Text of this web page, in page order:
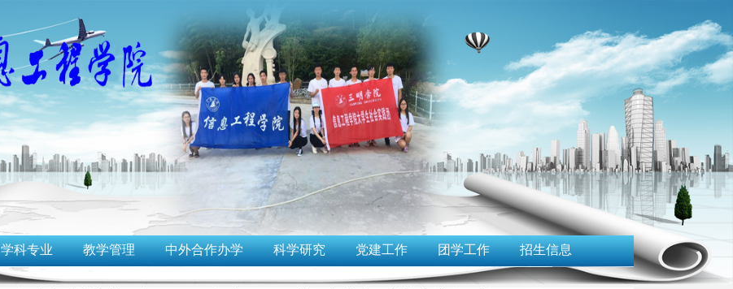
学科专业 教学管理 中外合作办学 科学研究 党建工作 团学工作
招生信息